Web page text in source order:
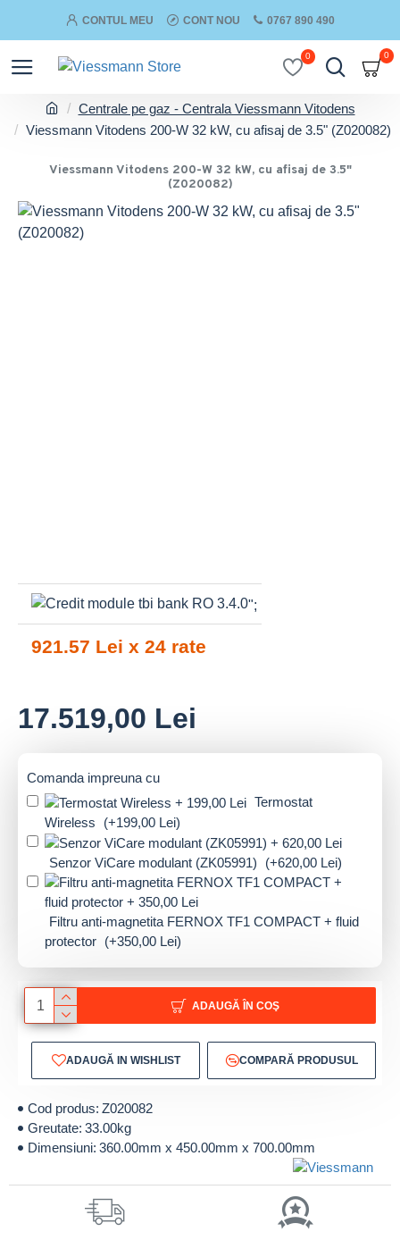
CONTUL MEU CONT NOU 0767 890 490
0 0
Centrale pe gaz - Centrala Viessmann Vitodens
Viessmann Vitodens 200-W 32 kW, cu afisaj de 3.5" (Z020082)
Viessmann Vitodens 200-W 32 kW, cu afisaj de 3.5"
(Z020082)
Cod produs: Z020082
Greutate: 33.00kg
Dimensiuni: 360.00mm x 450.00mm x 700.00mm
17.519,00 Lei
Comanda impreuna cu
Termostat
Wireless
(+199,00 Lei)
Senzor ViCare modulant (ZK05991) (+620,00 Lei)
Filtru anti-magnetita FERNOX TF1 COMPACT + fluid
protector (+350,00 Lei)
ADAUGĂ ÎN COŞ
ADAUGĂ IN WISHLIST COMPARĂ PRODUSUL
";
921.57 Lei x 24 rate